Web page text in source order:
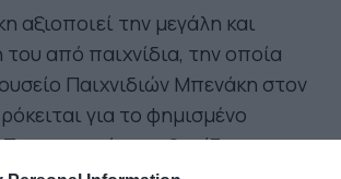
αξιοποιεί την μεγάλη και
από παιχνίδια, την οποία
Παιχνιδιών Μπενάκη στον
για το φημισμένο
που θυμίζει